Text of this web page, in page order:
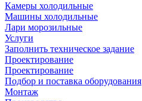
Камеры холодильные
Машины холодильные
Лари морозильные
Услуги
Заполнить техническое задание
Проектирование
Проектирование
Подбор и поставка оборудования
Монтаж